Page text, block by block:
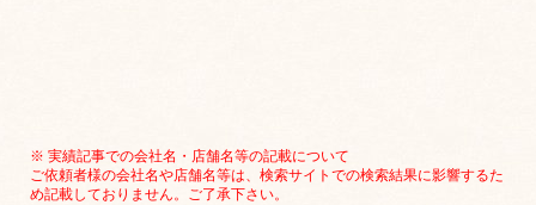
※ 実績記事での会社名・店舗名等の記載について
ご依頼者様の会社名や店舗名等は、検索サイトでの検索結果に影響するた
め記載しておりません。ご了承下さい。